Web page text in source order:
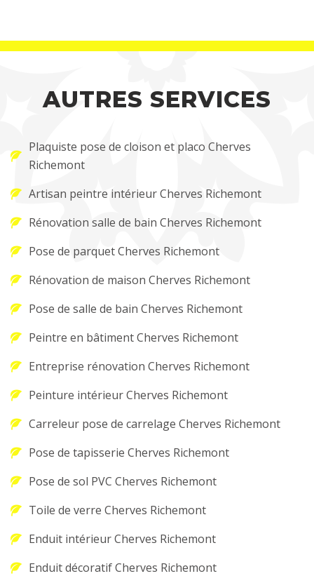
AUTRES SERVICES
Plaquiste pose de cloison et placo Cherves
Richemont
Artisan peintre intérieur Cherves Richemont
Rénovation salle de bain Cherves Richemont
Pose de parquet Cherves Richemont
Rénovation de maison Cherves Richemont
Pose de salle de bain Cherves Richemont
Peintre en bâtiment Cherves Richemont
Entreprise rénovation Cherves Richemont
Peinture intérieur Cherves Richemont
Carreleur pose de carrelage Cherves Richemont
Pose de tapisserie Cherves Richemont
Pose de sol PVC Cherves Richemont
Toile de verre Cherves Richemont
Enduit intérieur Cherves Richemont
Enduit décoratif Cherves Richemont